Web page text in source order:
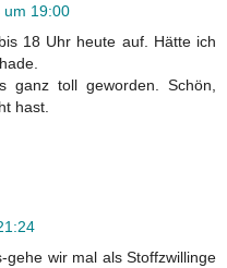
um 19:00
18 Uhr heute auf. Hätte ich
ganz toll geworden. Schön,
hast.
gehe wir mal als Stoffzwillinge